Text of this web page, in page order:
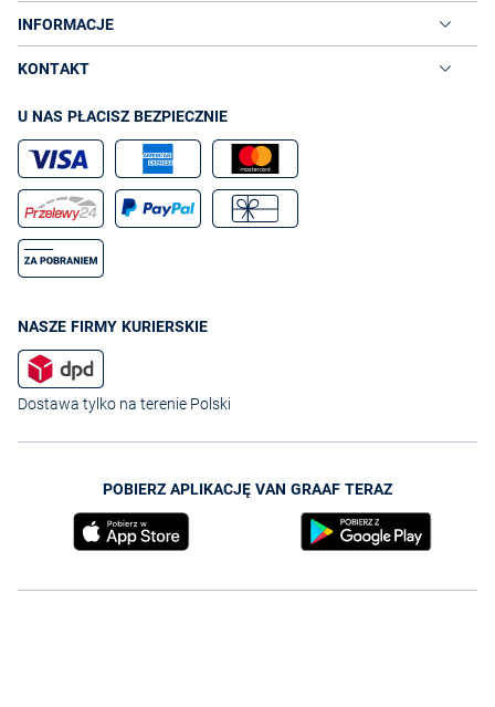
INFORMACJE
KONTAKT
U NAS PŁACISZ BEZPIECZNIE
NASZE FIRMY KURIERSKIE
Dostawa tylko na terenie Polski
POBIERZ APLIKACJĘ VAN GRAAF TERAZ